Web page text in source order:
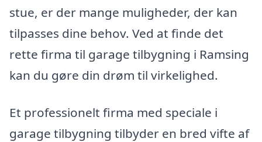
stue, er der mange muligheder, der kan
tilpasses dine behov. Ved at finde det
rette firma til garage tilbygning i Ramsing
kan du gøre din drøm til virkelighed.
Et professionelt firma med speciale i
garage tilbygning tilbyder en bred vifte af